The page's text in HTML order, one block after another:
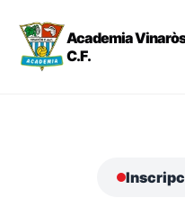
Academia
C.F.